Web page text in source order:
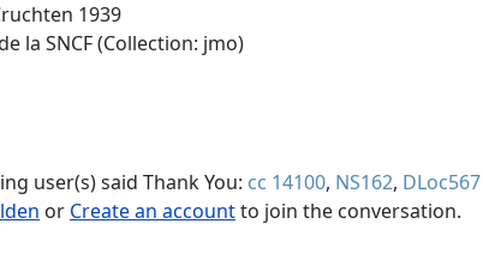
1939
la SNCF (Collection: jmo)
user(s) said Thank You: cc 14100, NS162, DLoc567
or Create an accountto join the conversation.